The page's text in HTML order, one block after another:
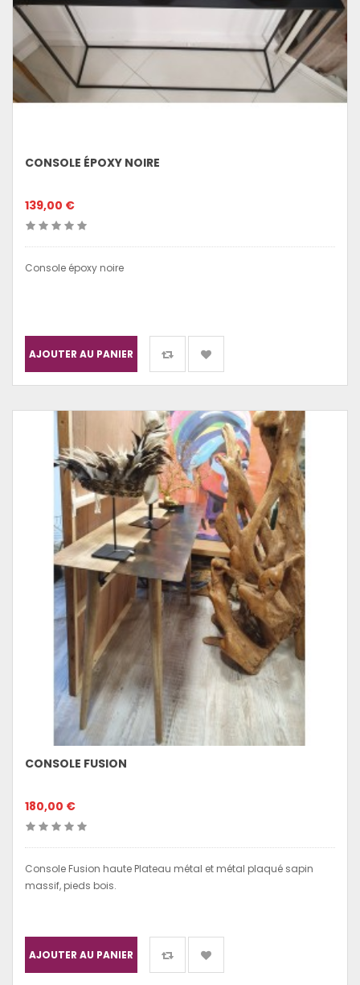
CONSOLE ÉPOXY NOIRE
139,00 €
Console époxy noire
AJOUTER AU PANIER
CONSOLE FUSION
180,00 €
Console Fusion haute Plateau métal et métal plaqué sapin
massif, pieds bois.
AJOUTER AU PANIER